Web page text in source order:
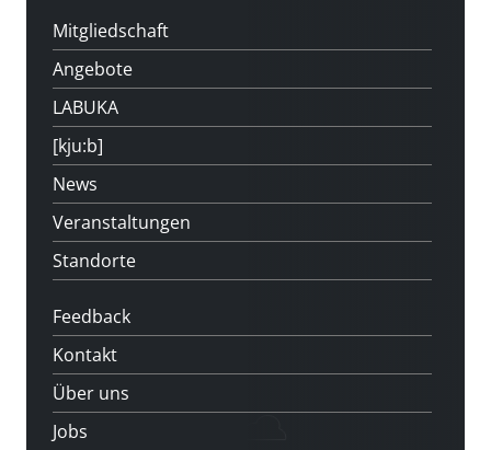
Mitgliedschaft
Angebote
LABUKA
[kju:b]
News
Veranstaltungen
Standorte
Feedback
Kontakt
Über uns
Jobs